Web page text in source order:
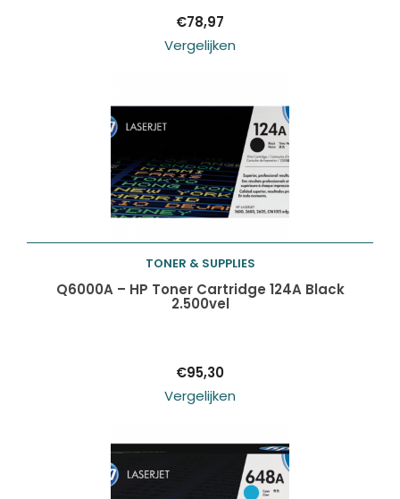
€78,97
Vergelijken
Toevoegen aan
TONER & SUPPLIES
Q6000A – HP Toner Cartridge 124A Black
2.500vel
€95,30
Vergelijken